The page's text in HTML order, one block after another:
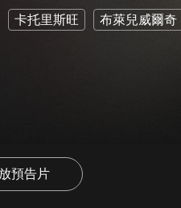
卡托里斯旺 布萊兒威爾奇
預告片